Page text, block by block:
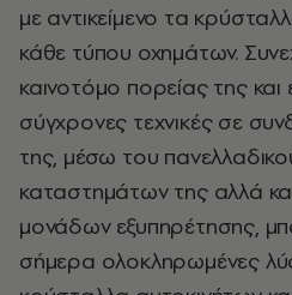
με αντικείμενο τα
κάθε τύπου οχημάτων.
καινοτόμο πορείας της
σύγχρονες τεχνικές σε
της, μέσω του
καταστημάτων της αλλά
μονάδων εξυπηρέτησης,
σήμερα ολοκληρωμένες